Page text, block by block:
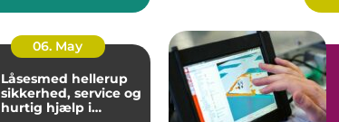
06. May
Låsesmed hellerup
sikkerhed, service og
hurtig hjælp i